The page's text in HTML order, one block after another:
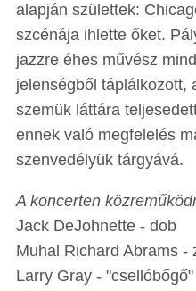
alapján születtek:
szcénája ihlette őket.
jazzre éhes művész
jelenségből táplálkozott,
szemük láttára
ennek való megfelelés
szenvedélyük tárgyává.
A koncerten
Jack DeJohnette - dob
Muhal Richard Abrams -
Larry Gray - "csellóbőgő"